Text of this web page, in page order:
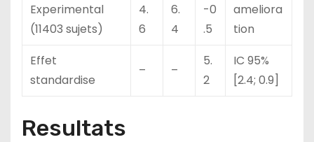
Experimental
(11403 sujets)
4.
6
6.
4
-0
.5
ameliora
tion
Effet
standardise
– –
5.
2
IC 95%
[2.4; 0.9]
Resultats